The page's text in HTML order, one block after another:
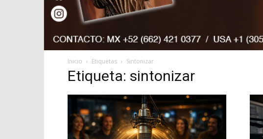
Inicio Etiquetas Sintonizar
Etiqueta: sintonizar